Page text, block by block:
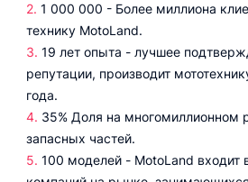
1 000 000 - Более миллиона
технику MotoLand.
19 лет опыта - лучшее
репутации, производит
года.
35% Доля на многомиллионном
запасных частей.
100 моделей - MotoLand входит